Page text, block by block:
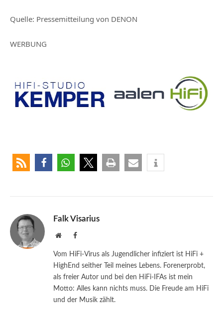
Quelle: Pressemitteilung von DENON
WERBUNG
Falk Visarius
WebsiteFacebook
Vom HiFi-Virus als Jugendlicher infiziert ist HiFi +
HighEnd seither Teil meines Lebens. Forenerprobt,
als freier Autor und bei den HiFi-IFAs ist mein
Motto: Alles kann nichts muss. Die Freude am HiFi
und der Musik zählt.